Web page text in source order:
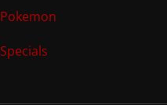
Pokemon
Specials